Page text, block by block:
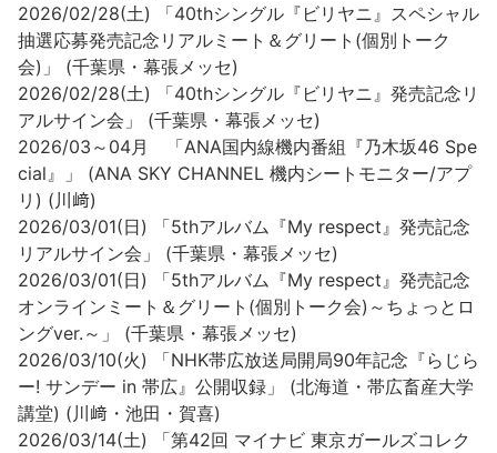
2026/02/28(土) 「40thシングル『ビリヤニ』スペシャル
抽選応募発売記念リアルミート＆グリート(個別トーク
会)」 (千葉県・幕張メッセ)
2026/02/28(土) 「40thシングル『ビリヤニ』発売記念リ
アルサイン会」 (千葉県・幕張メッセ)
2026/03～04月 「ANA国内線機内番組『乃木坂46 Spe
cial』」 (ANA SKY CHANNEL 機内シートモニター/アプ
リ) (川﨑)
2026/03/01(日) 「5thアルバム『My respect』発売記念
リアルサイン会」 (千葉県・幕張メッセ)
2026/03/01(日) 「5thアルバム『My respect』発売記念
オンラインミート＆グリート(個別トーク会)～ちょっとロ
ングver.～」 (千葉県・幕張メッセ)
2026/03/10(火) 「NHK帯広放送局開局90年記念『らじら
ー! サンデー in 帯広』公開収録」 (北海道・帯広畜産大学
講堂) (川﨑・池田・賀喜)
2026/03/14(土) 「第42回 マイナビ 東京ガールズコレク